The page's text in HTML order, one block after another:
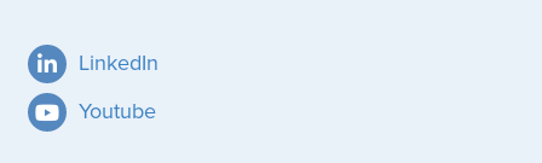
LinkedIn
Youtube